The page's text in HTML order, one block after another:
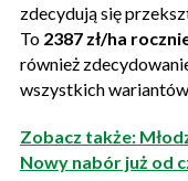
zdecydują się
To 2387 zł/ha
również
wszystkich
Zobacz także:
Nowy nabór już od